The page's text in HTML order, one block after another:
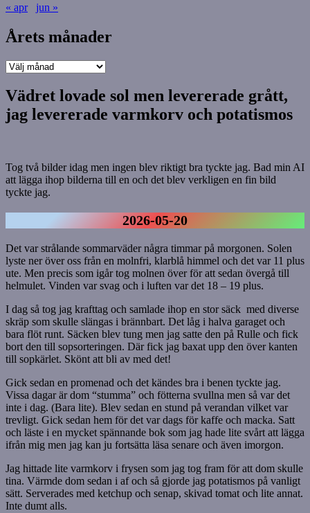
« apr
jun »
Årets månader
Årets
Vädret lovade sol men levererade grått,
jag levererade varmkorv och potatismos
Tog två bilder idag men ingen blev riktigt bra tyckte jag. Bad min AI
att lägga ihop bilderna till en och det blev verkligen en fin bild
tyckte jag.
2026-05-20
Det var strålande sommarväder några timmar på morgonen. Solen
lyste ner över oss från en molnfri, klarblå himmel och det var 11 plus
ute. Men precis som igår tog molnen över för att sedan övergå till
helmulet. Vinden var svag och i luften var det 18 – 19 plus.
I dag så tog jag krafttag och samlade ihop en stor säck med diverse
skräp som skulle slängas i brännbart. Det låg i halva garaget och
bara flöt runt. Säcken blev tung men jag satte den på Rulle och fick
bort den till sopsorteringen. Där fick jag baxat upp den över kanten
till sopkärlet. Skönt att bli av med det!
Gick sedan en promenad och det kändes bra i benen tyckte jag.
Vissa dagar är dom “stumma” och fötterna svullna men så var det
inte i dag. (Bara lite). Blev sedan en stund på verandan vilket var
trevligt. Gick sedan hem för det var dags för kaffe och macka. Satt
och läste i en mycket spännande bok som jag hade lite svårt att lägga
ifrån mig men jag kan ju fortsätta läsa senare och även imorgon.
Jag hittade lite varmkorv i frysen som jag tog fram för att dom skulle
tina. Värmde dom sedan i af och så gjorde jag potatismos på vanligt
sätt. Serverades med ketchup och senap, skivad tomat och lite annat.
Inte dumt alls.